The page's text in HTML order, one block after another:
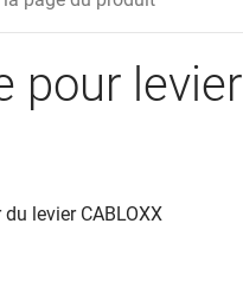
pour levier
levier CABLOXX